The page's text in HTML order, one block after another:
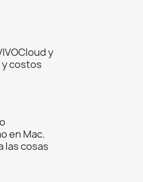
y
costos
en Mac.
las cosas